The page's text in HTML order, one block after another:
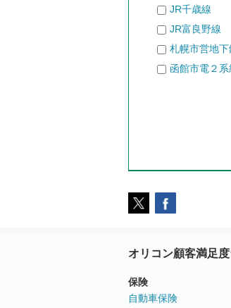
JR千歳線
JR富良野線
札幌市営地下
函館市電２系
オリコン顧客満足
保険
自動車保険